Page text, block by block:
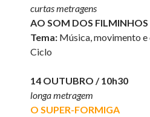
curtas metragens
AO SOM DOS FILMINHOS
Tema: Música, movimento e
Ciclo
14 OUTUBRO / 10h30
longa metragem
O SUPER-FORMIGA